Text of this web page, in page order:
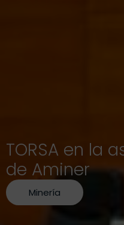
TORSA en la
de Aminer
Minería